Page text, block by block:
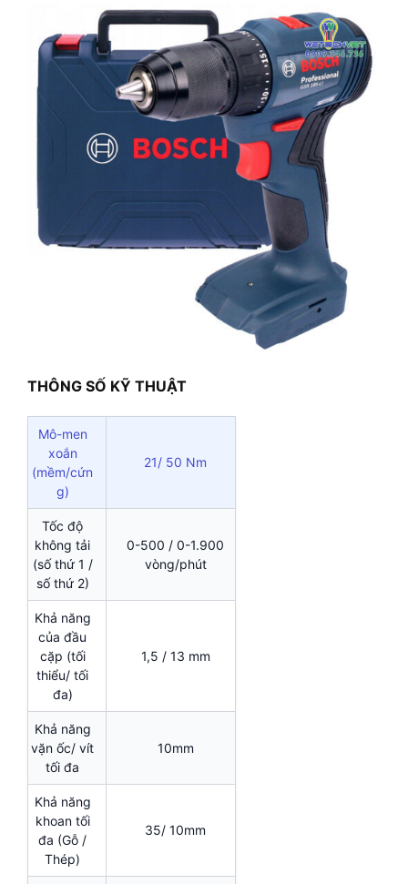
THÔNG SỐ KỸ THUẬT
Mô-men
xoắn
(mềm/cứn
g)
21/ 50 Nm
Tốc độ
không tải
(số thứ 1 /
số thứ 2)
0-500 / 0-1.900
vòng/phút
Khả năng
của đầu
cặp (tối
thiểu/ tối
đa)
1,5 / 13 mm
Khả năng
vặn ốc/ vít
tối đa
10mm
Khả năng
khoan tối
đa (Gỗ /
Thép)
35/ 10mm